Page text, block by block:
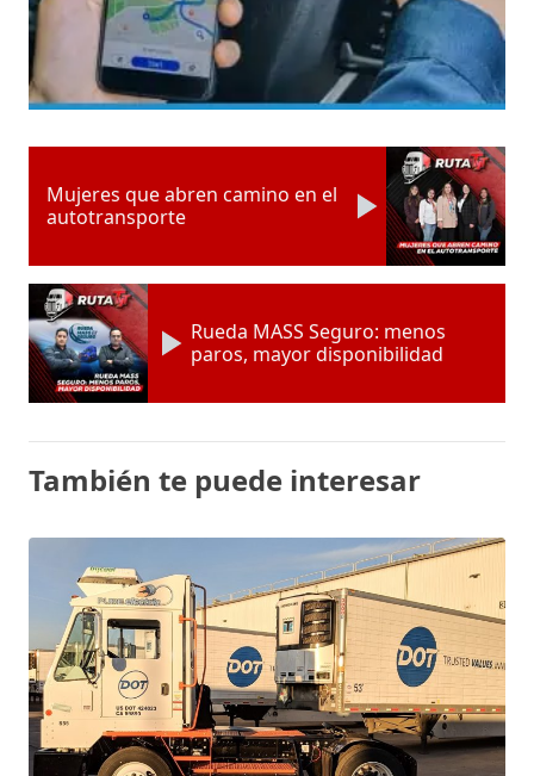
Mujeres que abren camino en el
autotransporte
Rueda MASS Seguro: menos
paros, mayor disponibilidad
También te puede interesar